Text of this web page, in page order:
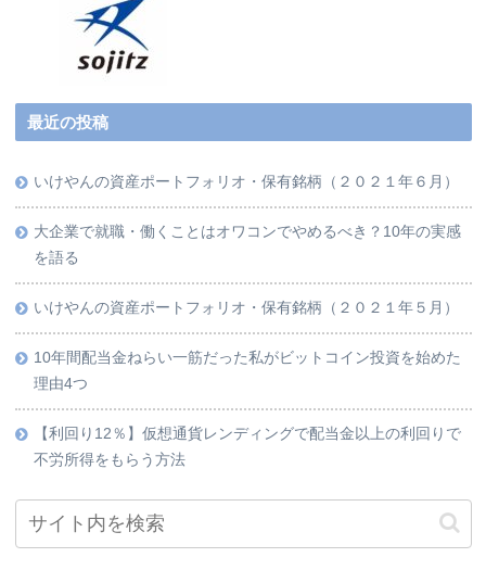
最近の投稿
いけやんの資産ポートフォリオ・保有銘柄（２０２１年６月）
大企業で就職・働くことはオワコンでやめるべき？10年の実感
を語る
いけやんの資産ポートフォリオ・保有銘柄（２０２１年５月）
10年間配当金ねらい一筋だった私がビットコイン投資を始めた
理由4つ
【利回り12％】仮想通貨レンディングで配当金以上の利回りで
不労所得をもらう方法